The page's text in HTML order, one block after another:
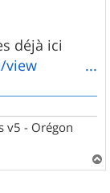
déjà ici
view ...
v5 - Orégon
a